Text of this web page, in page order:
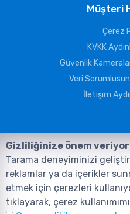
Müşteri
Çerez
KVKK
Güvenlik
Veri
İletişim
©2026, Tüm Hakları ANIL
Gizliliğinize önem
Tarama deneyiminizi
reklamlar ya da içerikler
etmek için çerezleri
tıklayarak, çerez